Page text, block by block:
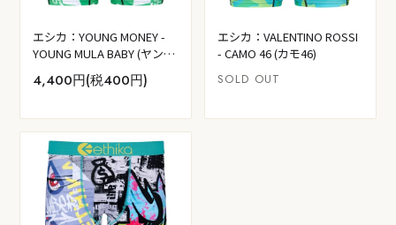
エシカ：YOUNG MONEY -
YOUNG MULA BABY (ヤング
ムーラ ベイビー)
4,400円(税400円)
エシカ：VALENTINO ROSSI
- CAMO 46 (カモ46)
SOLD OUT